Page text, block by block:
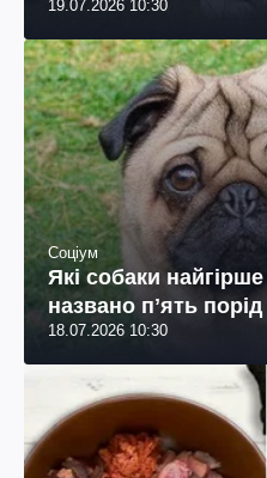
19.07.2026 10:30
Соціум
Які собаки
названо пʼять порід
18.07.2026 10:30